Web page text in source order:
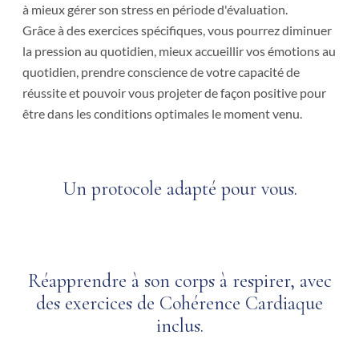
à mieux gérer son stress en période d'évaluation.
Grâce à des exercices spécifiques, vous pourrez diminuer
la pression au quotidien, mieux accueillir vos émotions au
quotidien, prendre conscience de votre capacité de
réussite et pouvoir vous projeter de façon positive pour
être dans les conditions optimales le moment venu.
Un protocole adapté pour vous.
Réapprendre à son corps à respirer, avec
des exercices de Cohérence Cardiaque
inclus.